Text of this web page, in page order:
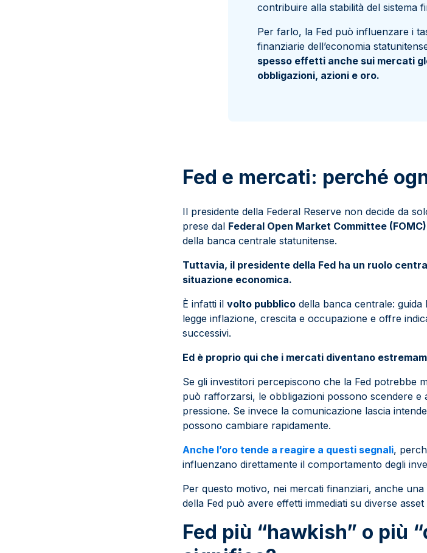
contribuire alla stabilità del sistema
Per farlo, la Fed può influenzare i
finanziarie dell’economia
spesso effetti anche sui mercati
obbligazioni, azioni e oro.
Fed e mercati: perché
Il presidente della Federal Reserve non decide da
prese dal Federal Open Market Committee (FOMC)
della banca centrale statunitense.
Tuttavia, il presidente della Fed ha un ruolo
situazione economica.
È infatti ilvolto pubblico della banca centrale:
legge inflazione, crescita e occupazione e offre
successivi.
Ed è proprio qui che i mercati diventano
Se gli investitori percepiscono che la Fed potrebbe
può rafforzarsi, le obbligazioni possono scendere
pressione. Se invece la comunicazione lascia
possono cambiare rapidamente.
Anche l’oro tende a reagire a questi segnali,
influenzano direttamente il comportamento degli
Per questo motivo, nei mercati finanziari, anche
della Fed può avere effetti immediati su diverse
Fed più “hawkish” o più